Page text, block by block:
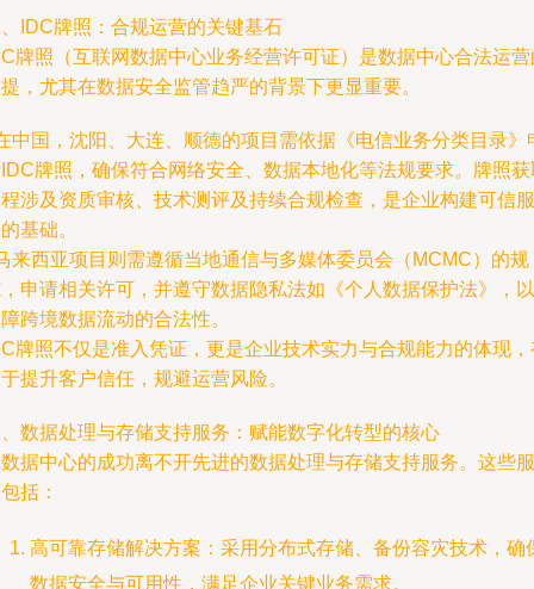
IDC牌照：合规运营的关键基石
牌照（互联网数据中心业务经营许可证）是数据中心合法运营
，尤其在数据安全监管趋严的背景下更显重要。
中国，沈阳、大连、顺德的项目需依据《电信业务分类目录》
牌照，确保符合网络安全、数据本地化等法规要求。牌照获
涉及资质审核、技术测评及持续合规检查，是企业构建可信服
基础。
来西亚项目则需遵循当地通信与多媒体委员会（MCMC）的规
申请相关许可，并遵守数据隐私法如《个人数据保护法》，以
跨境数据流动的合法性。
牌照不仅是准入凭证，更是企业技术实力与合规能力的体现，
提升客户信任，规避运营风险。
数据处理与存储支持服务：赋能数字化转型的核心
据中心的成功离不开先进的数据处理与存储支持服务。这些服
括：
高可靠存储解决方案：采用分布式存储、备份容灾技术，确
数据安全与可用性，满足企业关键业务需求。